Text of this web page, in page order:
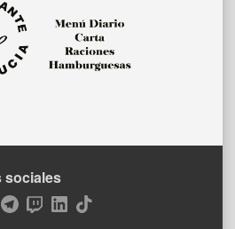
sociales
TelegramTwitchLinkedIn
TikTok